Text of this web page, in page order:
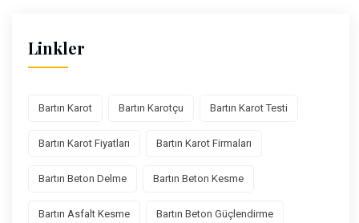
Linkler
Bartın Karot Bartın Karotçu Bartın Karot Testi
Bartın Karot Fiyatları Bartın Karot Firmaları
Bartın Beton Delme Bartın Beton Kesme
Bartın Asfalt Kesme Bartın Beton Güçlendirme